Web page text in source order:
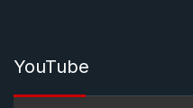
YouTube